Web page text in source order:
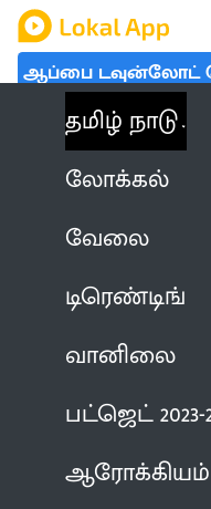
ஆப்பை டவுன்லோட்
தமிழ் நாடு
லோக்கல்
வேலை
டிரெண்டிங்
வானிலை
பட்ஜெட் 2023-
ஆரோக்கியம்